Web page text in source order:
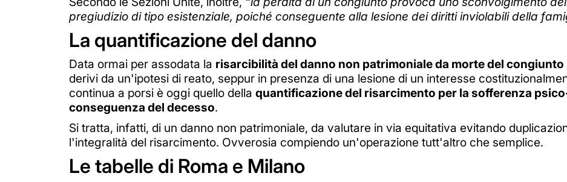
pregiudizio di tipo esistenziale, poiché conseguente alla lesione dei diritti inviolabili della
La quantificazione del danno
Data ormai per assodata la risarcibilità del danno non patrimoniale da morte del congiunto
derivi da un'ipotesi di reato, seppur in presenza di una lesione di un interesse
continua a porsi è oggi quello della quantificazione del risarcimento per la sofferenza
conseguenza del decesso.
Si tratta, infatti, di un danno non patrimoniale, da valutare in via equitativa evitando
l'integralità del risarcimento. Ovverosia compiendo un'operazione tutt'altro che semplice.
Le tabelle di Roma e Milano